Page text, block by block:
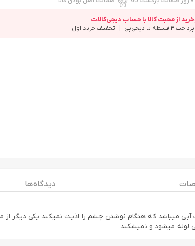
دیدگاه ها
70 گرم میباشد و چاپ داخل صفحات آبی میباشد که هنگام نوشتن چشم را
لوله میشود و نمیشکند